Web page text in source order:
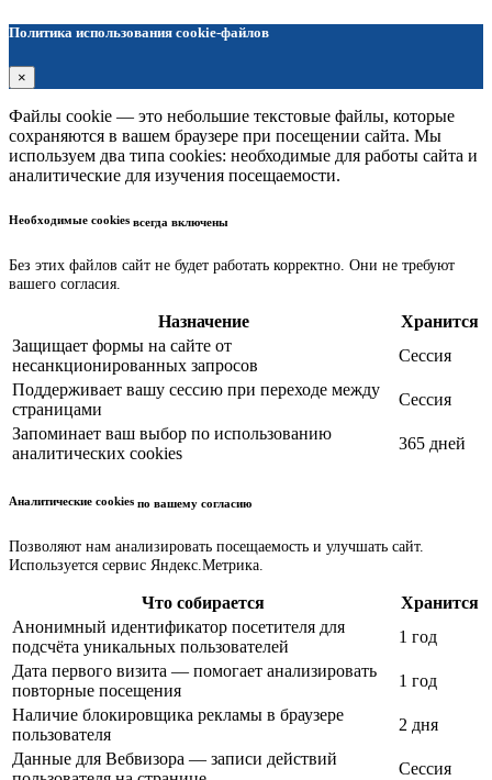
Политика использования cookie-файлов
×
Файлы cookie — это небольшие текстовые файлы, которые
сохраняются в вашем браузере при посещении сайта. Мы
используем два типа cookies: необходимые для работы сайта и
аналитические для изучения посещаемости.
Необходимые cookies всегда включены
Без этих файлов сайт не будет работать корректно. Они не требуют
вашего согласия.
Назначение
Хранится
Защищает формы на сайте от
несанкционированных запросов
Сессия
Поддерживает вашу сессию при переходе между
страницами
Сессия
Запоминает ваш выбор по использованию
аналитических cookies
365 дней
Аналитические cookies по вашему согласию
Позволяют нам анализировать посещаемость и улучшать сайт.
Используется сервис Яндекс.Метрика.
Что собирается
Хранится
Анонимный идентификатор посетителя для
подсчёта уникальных пользователей
1 год
Дата первого визита — помогает анализировать
повторные посещения
1 год
Наличие блокировщика рекламы в браузере
пользователя
2 дня
Данные для Вебвизора — записи действий
Сессия